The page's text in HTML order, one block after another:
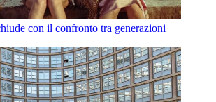
con il confronto tra generazioni